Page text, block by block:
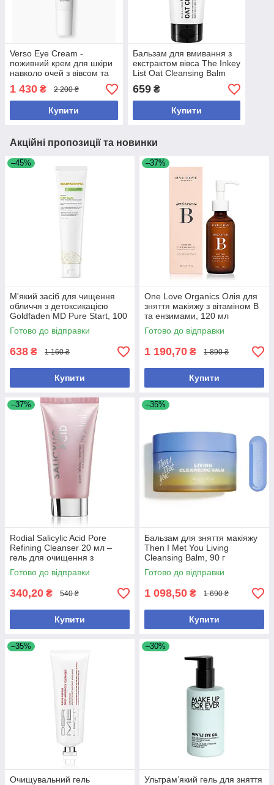
Verso Eye Cream -
поживний крем для шкіри
навколо очей з вівсом та
церамідами 15 мл
1 430 ₴ 2 200 ₴
Купити
Бальзам для вмивання з
екстрактом вівса The Inkey
List Oat Cleansing Balm
150 мл
659₴
Купити
Акційні пропозиції та новинки
–45%
М'який засіб для чищення
обличчя з детоксикацією
Goldfaden MD Pure Start, 100
мл
Готово до відправки
638 ₴ 1 160 ₴
Купити
–37%
One Love Organics Олія для
зняття макіяжу з вітаміном B
та ензимами, 120 мл
Готово до відправки
1 190,70 ₴ 1 890 ₴
Купити
–37%
Rodial Salicylic Acid Pore
Refining Cleanser 20 мл –
гель для очищення з
саліциловою кислотою для
звуження пор
Готово до відправки
340,20 ₴ 540 ₴
Купити
–35%
Бальзам для зняття макіяжу
Then I Met You Living
Cleansing Balm, 90 г
Готово до відправки
1 098,50 ₴ 1 690 ₴
Купити
–35%
Очищувальний гель
–30%
Ультрам’який гель для зняття